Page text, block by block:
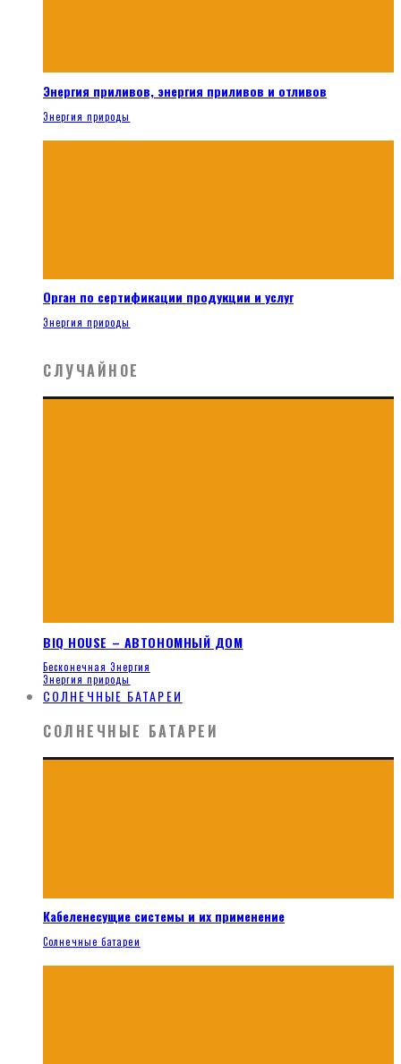
Энергия приливов, энергия приливов и отливов
Энергия природы
Орган по сертификации продукции и услуг
Энергия природы
СЛУЧАЙНОЕ
BIQ HOUSE – АВТОНОМНЫЙ ДОМ
Бесконечная Энергия
Энергия природы
СОЛНЕЧНЫЕ БАТАРЕИ
СОЛНЕЧНЫЕ БАТАРЕИ
Кабеленесущие системы и их применение
Солнечные батареи